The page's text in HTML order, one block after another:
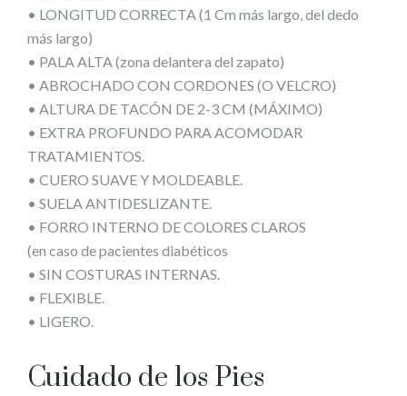
• LONGITUD CORRECTA (1 Cm más largo, del dedo
más largo)
• PALA ALTA (zona delantera del zapato)
• ABROCHADO CON CORDONES (O VELCRO)
• ALTURA DE TACÓN DE 2-3 CM (MÁXIMO)
• EXTRA PROFUNDO PARA ACOMODAR
TRATAMIENTOS.
• CUERO SUAVE Y MOLDEABLE.
• SUELA ANTIDESLIZANTE.
• FORRO INTERNO DE COLORES CLAROS
(en caso de pacientes diabéticos
• SIN COSTURAS INTERNAS.
• FLEXIBLE.
• LIGERO.
Cuidado de los Pies